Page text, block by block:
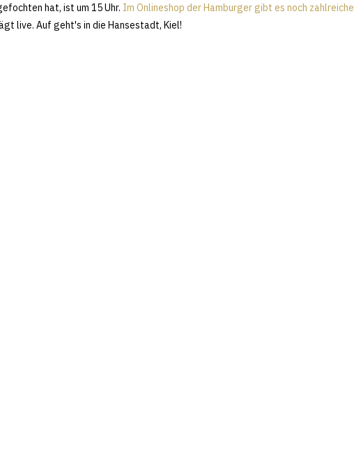
hat, ist um 15 Uhr. Im Onlineshop der Hamburger gibt es noch zahlreiche
live. Auf geht's in die Hansestadt, Kiel!